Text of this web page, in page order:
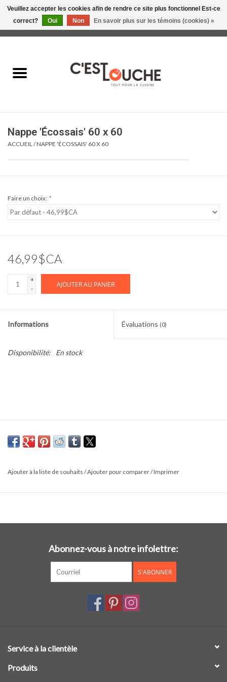
Table & Présentation
Boire
Conseils
Nappe 'Écossais' 60 x 60
ACCUEIL /NAPPE 'ÉCOSSAIS' 60 X 60
Faire un choix: *
46,99$CA
+
-
AJOUTER AU PANIER
Informations Évaluations (0)
Disponibilité: En stock
Ajouter à la liste de souhaits /Ajouter pour comparer/Imprimer
Abonnez-vous à notre infolettre:
S'ABONNER
Service à la clientèle
Produits
Veuillez accepter les cookies afin de rendre ce site plus fonctionnel Est-ce
correct?
Oui Non En savoir plus sur les témoins (cookies) »